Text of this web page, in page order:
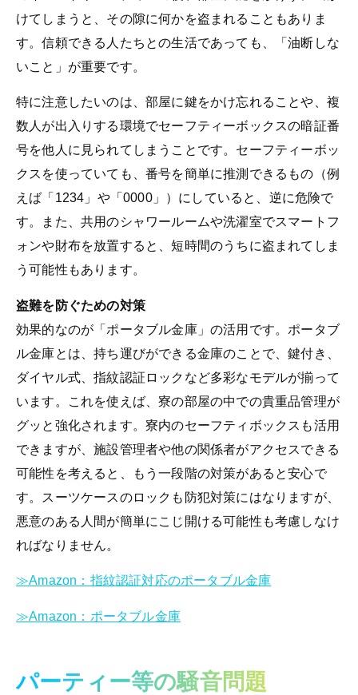
けてしまうと、その隙に何かを盗まれることもありま
す。信頼できる人たちとの生活であっても、「油断しな
いこと」が重要です。
特に注意したいのは、部屋に鍵をかけ忘れることや、複
数人が出入りする環境でセーフティーボックスの暗証番
号を他人に見られてしまうことです。セーフティーボッ
クスを使っていても、番号を簡単に推測できるもの（例
えば「1234」や「0000」）にしていると、逆に危険で
す。また、共用のシャワールームや洗濯室でスマートフ
ォンや財布を放置すると、短時間のうちに盗まれてしま
う可能性もあります。
盗難を防ぐための対策
効果的なのが「ポータブル金庫」の活用です。ポータブ
ル金庫とは、持ち運びができる金庫のことで、鍵付き、
ダイヤル式、指紋認証ロックなど多彩なモデルが揃って
います。これを使えば、寮の部屋の中での貴重品管理が
グッと強化されます。寮内のセーフティボックスも活用
できますが、施設管理者や他の関係者がアクセスできる
可能性を考えると、もう一段階の対策があると安心で
す。スーツケースのロックも防犯対策にはなりますが、
悪意のある人間が簡単にこじ開ける可能性も考慮しなけ
ればなりません。
≫Amazon：指紋認証対応のポータブル金庫
≫Amazon：ポータブル金庫
パーティー等の騒音問題